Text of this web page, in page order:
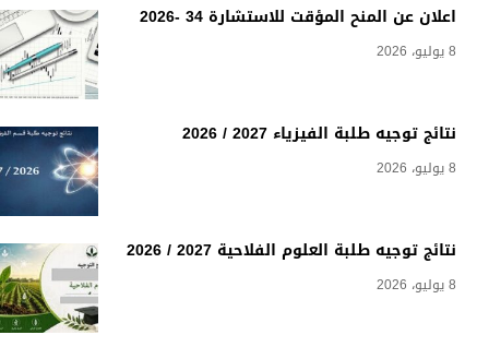
اعلان عن المنح المؤقت للاستشارة 34 -2026
8 يوليو، 2026
نتائج توجيه طلبة الفيزياء 2027 / 2026
8 يوليو، 2026
نتائج توجيه طلبة العلوم الفلاحية 2027 / 2026
8 يوليو، 2026